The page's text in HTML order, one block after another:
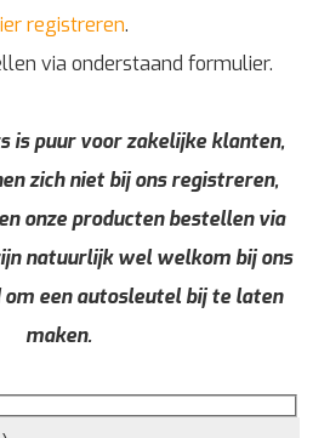
registreren.
via onderstaand formulier.
is puur voor zakelijke klanten,
zich niet bij ons registreren,
onze producten bestellen via
natuurlijk wel welkom bij ons
om een autosleutel bij te laten
maken.